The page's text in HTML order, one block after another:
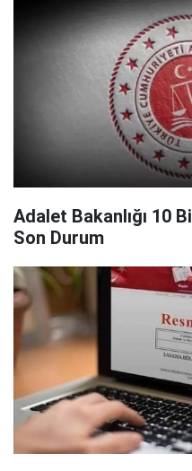
Adalet Bakanlığı 10
Son Durum